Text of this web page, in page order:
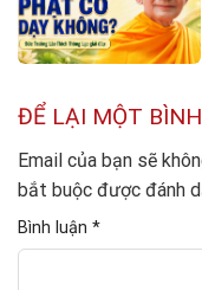
ĐỂ LẠI MỘT
Email của bạn sẽ
bắt buộc được đánh
Bình luận *